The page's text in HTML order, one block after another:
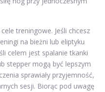
treningowe. Jeśli chcesz
na bieżni lub eliptyku
celem jest spalanie tkanki
stepper mogą być lepszym
sprawiały przyjemność,
sesji. Biorąc pod uwagę